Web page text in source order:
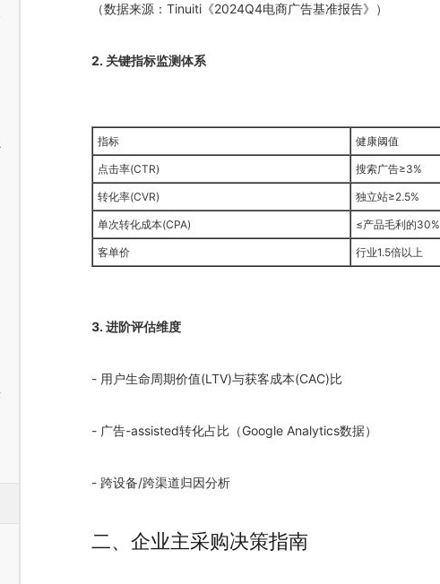
（数据来源：Tinuiti《2024Q4电商广告基准报告》）
2. 关键指标监测体系
指标 健康阈值
点击率(CTR) 搜索广告≥3%
转化率(CVR) 独立站≥2.5%
单次转化成本(CPA) ≤产品毛利的30%
客单价 行业1.5倍以上
3. 进阶评估维度
- 用户生命周期价值(LTV)与获客成本(CAC)比
- 广告-assisted转化占比（Google Analytics数据）
- 跨设备/跨渠道归因分析
二、企业主采购决策指南